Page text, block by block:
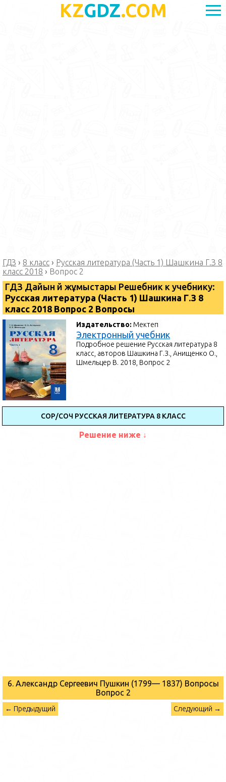
KZGDZ.COM
ГДЗ › 8 класс › Русская литература (Часть 1) Шашкина Г.З 8
класс 2018 › Вопрос 2
ГДЗ Дайын үй жұмыстары Решебник к учебнику:
Русская литература (Часть 1) Шашкина Г.З 8
класс 2018 Вопрос 2 Вопросы
Издательство: Мектеп
Электронный учебник
Подробное решение Русская литература 8
класс, авторов Шашкина Г.З., Анищенко О.,
Шмельцер В. 2018, Вопрос 2
СОР/СОЧ РУССКАЯ ЛИТЕРАТУРА 8 КЛАСС
Решение ниже ↓
6. Александр Сергеевич Пушкин (1799— 1837) Вопросы
Вопрос 2
← Предыдущий Следующий →